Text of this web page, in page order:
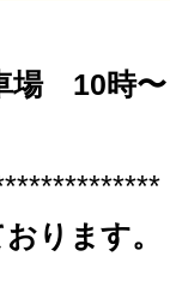
場 10時〜
ります。